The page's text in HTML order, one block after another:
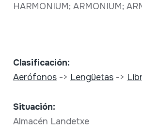
HARMONIUM; ARMONIUM;
Clasificación:
Aerófonos-> Lengüetas->
Situación:
Almacén Landetxe